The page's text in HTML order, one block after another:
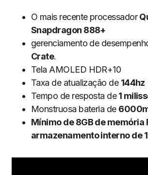
O mais recente processador
Snapdragon 888+
gerenciamento de
Crate.
Tela AMOLED HDR+10
Taxa de atualização de 144hz
Tempo de resposta de1
Monstruosa bateria de
Mínimo de 8GB de memória
armazenamento interno de